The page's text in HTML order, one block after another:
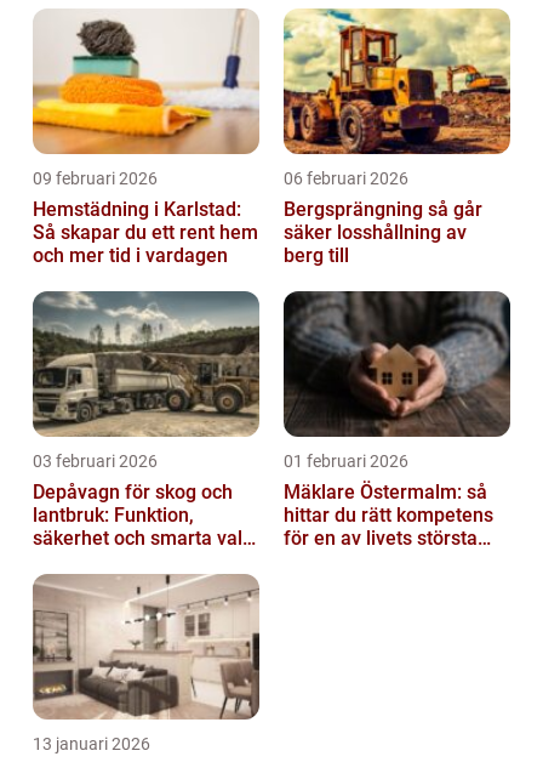
09 februari 2026
Hemstädning i Karlstad:
Så skapar du ett rent hem
och mer tid i vardagen
06 februari 2026
Bergsprängning så går
säker losshållning av
berg till
03 februari 2026
Depåvagn för skog och
lantbruk: Funktion,
säkerhet och smarta val
01 februari 2026
Mäklare Östermalm: så
hittar du rätt kompetens
för en av livets största
13 januari 2026